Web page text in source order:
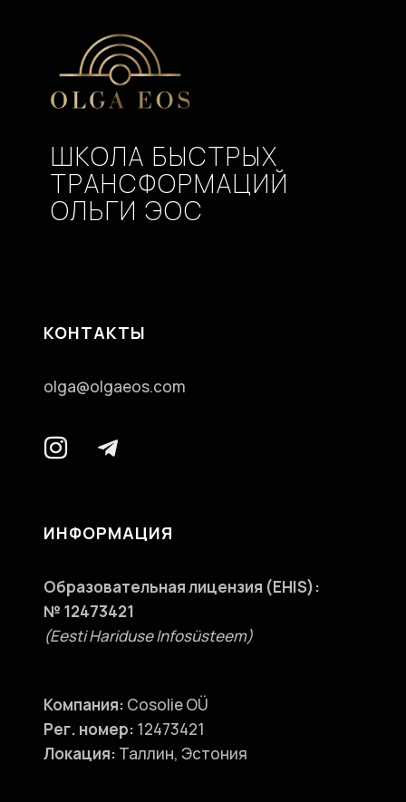
ШКОЛА БЫСТРЫХ
ТРАНСФОРМАЦИЙ
ОЛЬГИ ЭОС
КОНТАКТЫ
olga@olgaeos.com
ИНФОРМАЦИЯ
Образовательная лицензия (EHIS):
№ 12473421
(Eesti Hariduse Infosüsteem)
Компания: Cosolie OÜ
Рег. номер: 12473421
Локация: Таллин, Эстония